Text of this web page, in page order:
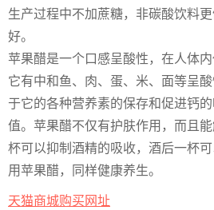
生产过程中不加蔗糖，非碳酸饮料
好。
苹果醋是一个口感呈酸性，在人体内
它有中和鱼、肉、蛋、米、面等呈
于它的各种营养素的保存和促进钙
值。苹果醋不仅有护肤作用，而且
杯可以抑制酒精的吸收，酒后一杯
用苹果醋，同样健康养生。
天猫商城购买网址